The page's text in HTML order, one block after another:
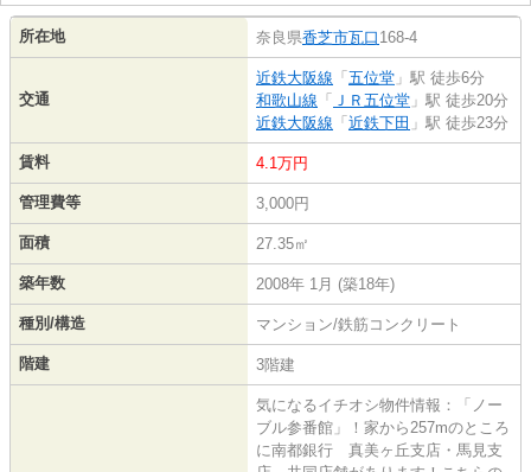
所在地 奈良県香芝市瓦口 168-4
交通
近鉄大阪線 「 五位堂 」駅 徒歩6分
和歌山線 「 ＪＲ五位堂 」駅 徒歩20分
近鉄大阪線 「 近鉄下田 」駅 徒歩23分
賃料 4.1万円
管理費等 3,000円
面積 27.35㎡
築年数 2008年 1月 (築18年)
種別/構造 マンション/鉄筋コンクリート
階建 3階建
気になるイチオシ物件情報：「ノー
ブル参番館」！家から257mのところ
に南都銀行 真美ヶ丘支店・馬見支